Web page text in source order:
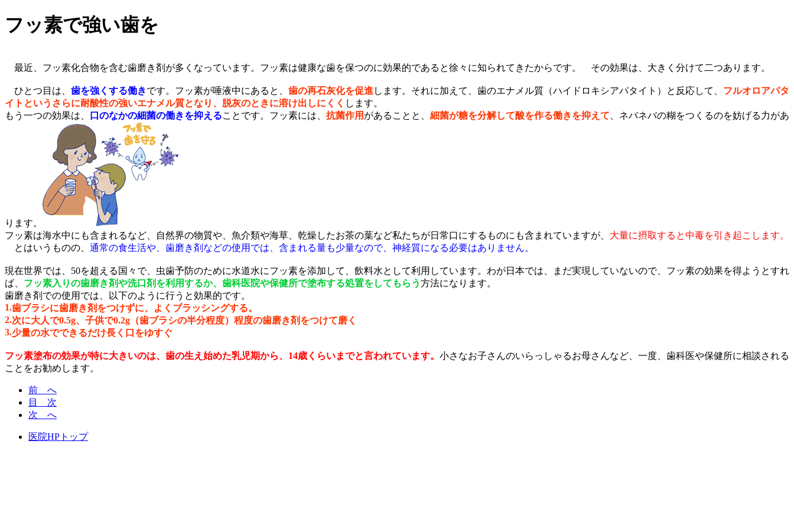
フッ素で強い歯を
最近、フッ素化合物を含む歯磨き剤が多くなっています。フッ素は健康な歯を保つのに効果的であると徐々に知られてきたからです。 その効果は、大きく分けて二つあります。
ひとつ目は、 歯を強くする働きです。フッ素が唾液中にあると、 歯の再石灰化を促進 します。それに加えて、歯のエナメル質（ハイドロキシアパタイト）と反応して、 フルオロアパタ
イトというさらに耐酸性の強いエナメル質となり、脱灰のときに溶け出しにくく します。
もう一つの効果は、
口のなかの細菌の働きを抑えることです。フッ素には、 抗菌作用 があることと、 細菌が糖を分解して酸を作る働きを抑えて 、ネバネバの糊をつくるのを妨げる力があ
ります。
フッ素は海水中にも含まれるなど、自然界の物質や、魚介類や海草、乾燥したお茶の葉など私たちが日常口にするものにも含まれていますが、 大量に摂取すると中毒を引き起こします。
とはいうものの、 通常の食生活や、歯磨き剤などの使用では、含まれる量も少量なので、神経質になる必要はありません。
現在世界では、50を超える国々で、虫歯予防のために水道水にフッ素を添加して、飲料水として利用しています。わが日本では、まだ実現していないので、フッ素の効果を得ようとすれ
ば、 フッ素入りの歯磨き剤や洗口剤を利用するか、歯科医院や保健所で塗布する処置をしてもらう方法になります。
歯磨き剤での使用では、以下のように行うと効果的です。
1.歯ブラシに歯磨き剤をつけずに、よくブラッシングする。
2.次に大人で0.5g、子供で0.2g（歯ブラシの半分程度）程度の歯磨き剤をつけて磨く
3.少量の水でできるだけ長く口をゆすぐ
フッ素塗布の効果が特に大きいのは、歯の生え始めた乳児期から、14歳くらいまでと言われています。 小さなお子さんのいらっしゃるお母さんなど、一度、歯科医や保健所に相談される
ことをお勧めします。
前 へ
目 次
次 へ
医院HPトップ